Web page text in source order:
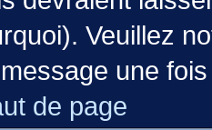
Veuillez
une
de page